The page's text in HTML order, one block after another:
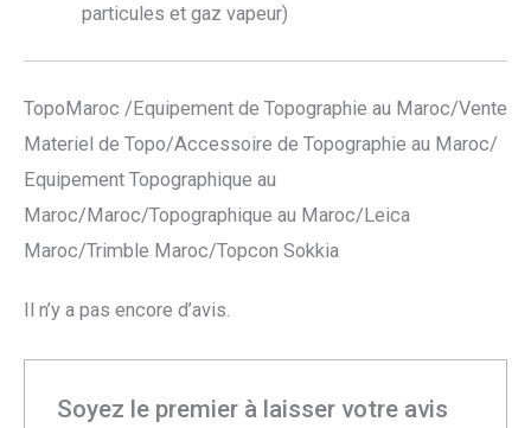
particules et gaz vapeur)
TopoMaroc /Equipement de Topographie au Maroc/Vente
Materiel de Topo/Accessoire de Topographie au Maroc/
Equipement Topographique au
Maroc/Maroc/Topographique au Maroc/Leica
Maroc/Trimble Maroc/Topcon Sokkia
Il n’y a pas encore d’avis.
Soyez le premier à laisser votre avis